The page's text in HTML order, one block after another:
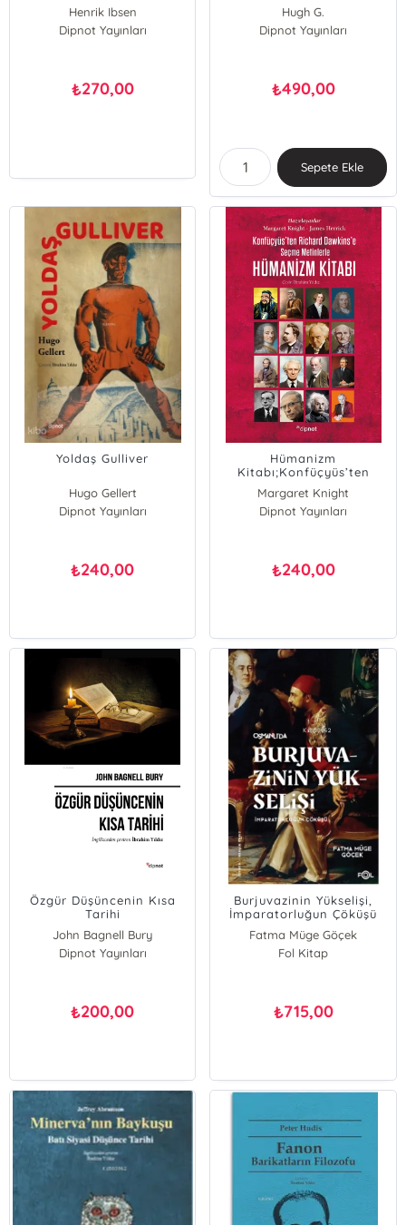
Henrik Ibsen
Dipnot Yayınları
₺270,00
Hugh G.
Dipnot Yayınları
₺490,00
Sepete Ekle
Yoldaş Gulliver
Hugo Gellert
Dipnot Yayınları
₺240,00
Hümanizm
Kitabı;Konfüçyüs’ten
Richard Dawkins’e Seçme
Metinlerle
Margaret Knight
James Herrick
Dipnot Yayınları
₺240,00
Özgür Düşüncenin Kısa
Tarihi
John Bagnell Bury
Dipnot Yayınları
₺200,00
Burjuvazinin Yükselişi,
İmparatorluğun Çöküşü
;Osmanlı Batılılaşması ve
Toplumsal Değişim
Fatma Müge Göçek
Fol Kitap
₺715,00